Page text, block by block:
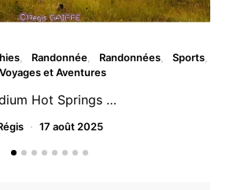
Randonnée Randonnées
Sports
Voyages et Aventures
Hot Springs …
17 août 2025